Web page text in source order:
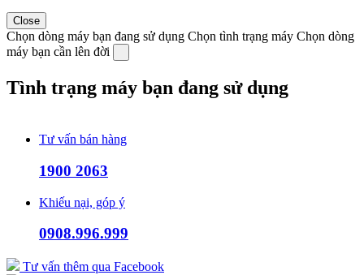
Close
Chọn dòng máy bạn đang sử dụng Chọn tình trạng máy Chọn dòng
máy bạn cần lên đời
Tình trạng máy bạn đang sử dụng
Tư vấn bán hàng
1900 2063
Khiếu nại, góp ý
0908.996.999
Tư vấn thêm qua Facebook